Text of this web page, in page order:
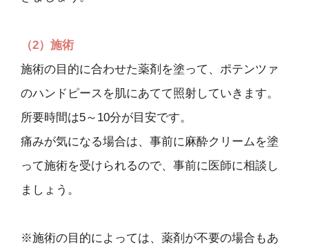
（2）施術
施術の目的に合わせた薬剤を塗って、ポテンツァ
のハンドピースを肌にあてて照射していきます。
所要時間は5～10分が目安です。
痛みが気になる場合は、事前に麻酔クリームを塗
って施術を受けられるので、事前に医師に相談し
ましょう。
※施術の目的によっては、薬剤が不要の場合もあ